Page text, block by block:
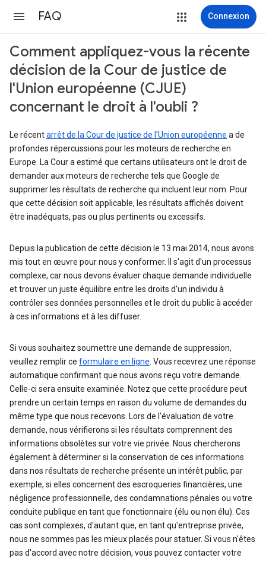
FAQ Connexion
Comment appliquez-vous la récente
décision de la Cour de justice de
l'Union européenne (CJUE)
concernant le droit à l'oubli ?
Le récentarrêt de la Cour de justice de l'Union européenne a de
profondes répercussions pour les moteurs de recherche en
Europe. La Cour a estimé que certains utilisateurs ont le droit de
demander aux moteurs de recherche tels que Google de
supprimer les résultats de recherche qui incluent leur nom. Pour
que cette décision soit applicable, les résultats affichés doivent
être inadéquats, pas ou plus pertinents ou excessifs.
Depuis la publication de cette décision le 13 mai 2014, nous avons
mis tout en œuvre pour nous y conformer. Il s'agit d'un processus
complexe, car nous devons évaluer chaque demande individuelle
et trouver un juste équilibre entre les droits d'un individu à
contrôler ses données personnelles et le droit du public à accéder
à ces informations et à les diffuser.
Si vous souhaitez soumettre une demande de suppression,
veuillez remplir ce formulaire en ligne . Vous recevrez une réponse
automatique confirmant que nous avons reçu votre demande.
Celle-ci sera ensuite examinée. Notez que cette procédure peut
prendre un certain temps en raison du volume de demandes du
même type que nous recevons. Lors de l'évaluation de votre
demande, nous vérifierons si les résultats comprennent des
informations obsolètes sur votre vie privée. Nous chercherons
également à déterminer si la conservation de ces informations
dans nos résultats de recherche présente un intérêt public, par
exemple, si elles concernent des escroqueries financières, une
négligence professionnelle, des condamnations pénales ou votre
conduite publique en tant que fonctionnaire (élu ou non élu). Ces
cas sont complexes, d'autant que, en tant qu'entreprise privée,
nous ne sommes pas les mieux placés pour statuer. Si vous n'êtes
pas d'accord avec notre décision, vous pouvez contacter votre